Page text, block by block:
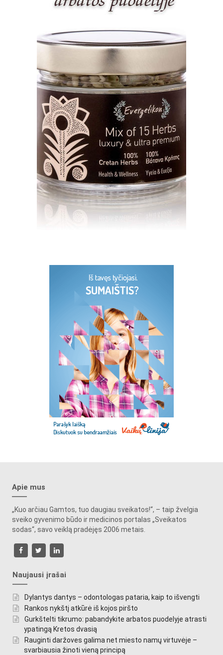
Apie mus
„Kuo arčiau Gamtos, tuo daugiau sveikatos!“, – taip žvelgia
sveiko gyvenimo būdo ir medicinos portalas „Sveikatos
sodas“, savo veiklą pradėjęs 2006 metais.
Naujausi įrašai
Dylantys dantys – odontologas pataria, kaip to išvengti
Rankos nykštį atkūrė iš kojos piršto
Gurkštelti tikrumo: pabandykite arbatos puodelyje atrasti
ypatingą Kretos dvasią
Rauginti daržoves galima net miesto namų virtuvėje –
svarbiausia žinoti vieną principą